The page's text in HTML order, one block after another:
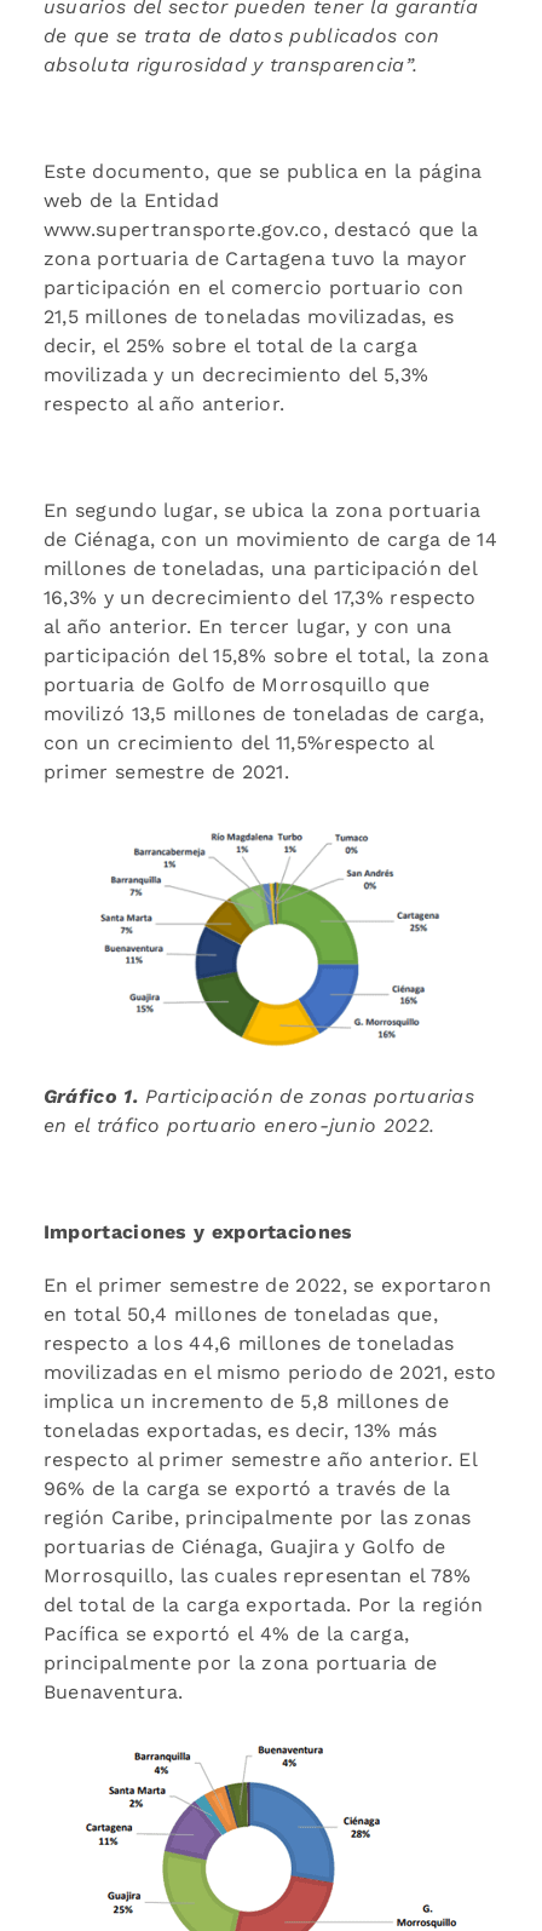
usuarios del sector pueden tener la garantía
de que se trata de datos publicados con
absoluta rigurosidad y transparencia”.
Este documento, que se publica en la página
web de la Entidad
www.supertransporte.gov.co, destacó que la
zona portuaria de Cartagena tuvo la mayor
participación en el comercio portuario con
21,5 millones de toneladas movilizadas, es
decir, el 25% sobre el total de la carga
movilizada y un decrecimiento del 5,3%
respecto al año anterior.
En segundo lugar, se ubica la zona portuaria
de Ciénaga, con un movimiento de carga de 14
millones de toneladas, una participación del
16,3% y un decrecimiento del 17,3% respecto
al año anterior. En tercer lugar, y con una
participación del 15,8% sobre el total, la zona
portuaria de Golfo de Morrosquillo que
movilizó 13,5 millones de toneladas de carga,
con un crecimiento del 11,5%respecto al
primer semestre de 2021.
Gráfico 1. Participación de zonas portuarias
en el tráfico portuario enero-junio 2022.
Importaciones y exportaciones
En el primer semestre de 2022, se exportaron
en total 50,4 millones de toneladas que,
respecto a los 44,6 millones de toneladas
movilizadas en el mismo periodo de 2021, esto
implica un incremento de 5,8 millones de
toneladas exportadas, es decir, 13% más
respecto al primer semestre año anterior. El
96% de la carga se exportó a través de la
región Caribe, principalmente por las zonas
portuarias de Ciénaga, Guajira y Golfo de
Morrosquillo, las cuales representan el 78%
del total de la carga exportada. Por la región
Pacífica se exportó el 4% de la carga,
principalmente por la zona portuaria de
Buenaventura.